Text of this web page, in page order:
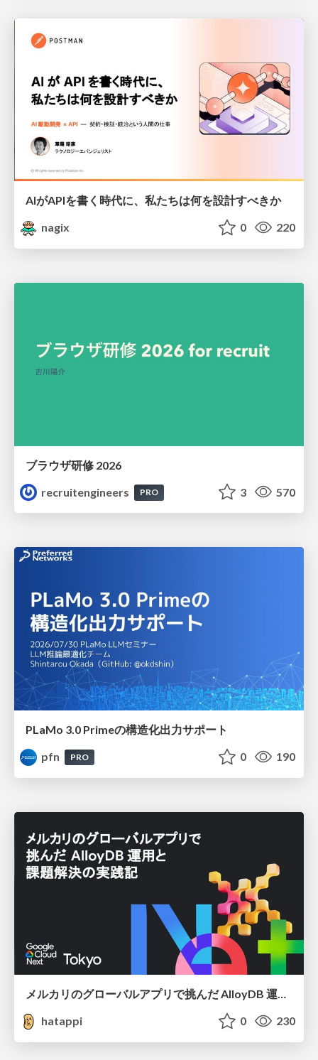
AIがAPIを書く時代に、私たちは何を設計すべきか
nagix
0 220
ブラウザ研修 2026
recruitengineers
PRO 3 570
PLaMo 3.0 Primeの構造化出力サポート
pfn
PRO 0 190
メルカリのグローバルアプリで挑んだ AlloyDB 運用と課題解決の実践記
hatappi
0 230